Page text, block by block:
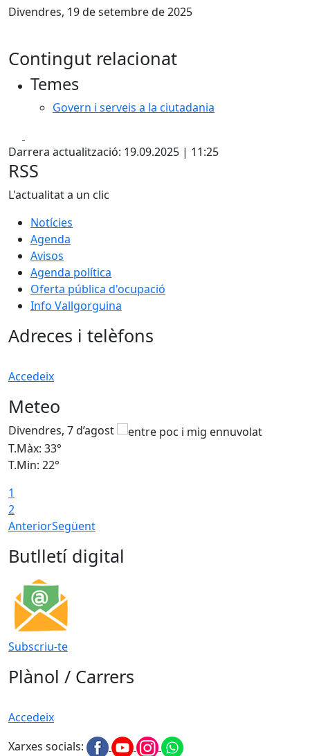
Divendres, 19 de setembre de 2025
Contingut relacionat
Temes
Govern i serveis a la ciutadania
Darrera actualització: 19.09.2025 | 11:25
RSS
L'actualitat a un clic
Notícies
Agenda
Avisos
Agenda política
Oferta pública d'ocupació
Info Vallgorguina
Adreces i telèfons
Accedeix
Meteo
Divendres, 7 d’agost
T.Màx: 33°
T.Min: 22°
1
2
AnteriorSegüent
Butlletí digital
Subscriu-te
Plànol / Carrers
Accedeix
Xarxes socials: